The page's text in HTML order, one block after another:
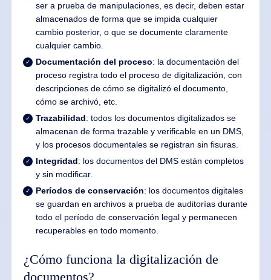
ser a prueba de manipulaciones, es decir, deben estar
almacenados de forma que se impida cualquier
cambio posterior, o que se documente claramente
cualquier cambio.
Documentación del proceso: la documentación del
proceso registra todo el proceso de digitalización, con
descripciones de cómo se digitalizó el documento,
cómo se archivó, etc.
Trazabilidad: todos los documentos digitalizados se
almacenan de forma trazable y verificable en un DMS,
y los procesos documentales se registran sin fisuras.
Integridad: los documentos del DMS están completos
y sin modificar.
Períodos de conservación: los documentos digitales
se guardan en archivos a prueba de auditorías durante
todo el período de conservación legal y permanecen
recuperables en todo momento.
¿Cómo funciona la digitalización de
documentos?